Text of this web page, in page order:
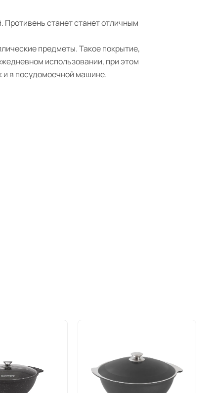
Противень станет станет отличным
предметы. Такое покрытие,
использовании, при этом
и в посудомоечной машине.